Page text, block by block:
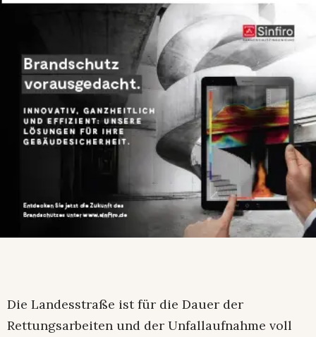
Die Landesstraße ist für die Dauer der
Rettungsarbeiten und der Unfallaufnahme voll